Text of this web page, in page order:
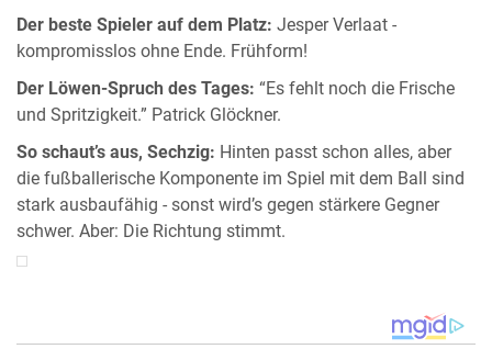
Der beste Spieler auf dem Platz: Jesper Verlaat -
kompromisslos ohne Ende. Frühform!
Der Löwen-Spruch des Tages: “Es fehlt noch die Frische
und Spritzigkeit.” Patrick Glöckner.
So schaut’s aus, Sechzig: Hinten passt schon alles, aber
die fußballerische Komponente im Spiel mit dem Ball sind
stark ausbaufähig - sonst wird’s gegen stärkere Gegner
schwer. Aber: Die Richtung stimmt.